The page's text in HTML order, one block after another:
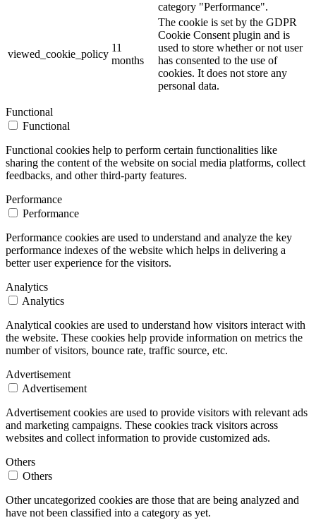
category "Performance".
viewed_cookie_policy
11
months
The cookie is set by the GDPR
Cookie Consent plugin and is
used to store whether or not user
has consented to the use of
cookies. It does not store any
personal data.
Functional
Functional
Functional cookies help to perform certain functionalities like
sharing the content of the website on social media platforms, collect
feedbacks, and other third-party features.
Performance
Performance
Performance cookies are used to understand and analyze the key
performance indexes of the website which helps in delivering a
better user experience for the visitors.
Analytics
Analytics
Analytical cookies are used to understand how visitors interact with
the website. These cookies help provide information on metrics the
number of visitors, bounce rate, traffic source, etc.
Advertisement
Advertisement
Advertisement cookies are used to provide visitors with relevant ads
and marketing campaigns. These cookies track visitors across
websites and collect information to provide customized ads.
Others
Others
Other uncategorized cookies are those that are being analyzed and
have not been classified into a category as yet.